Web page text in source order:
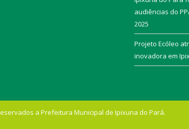
audiências do
2025
Projeto Ecóleo
inovadora em
a Prefeitura Municipal de Ipixuna do Pará.